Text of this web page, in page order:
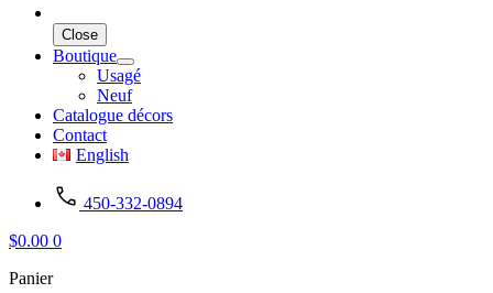
Close
Boutique
Usagé
Neuf
Catalogue décors
Contact
English
450-332-0894
$0.00 0
Panier